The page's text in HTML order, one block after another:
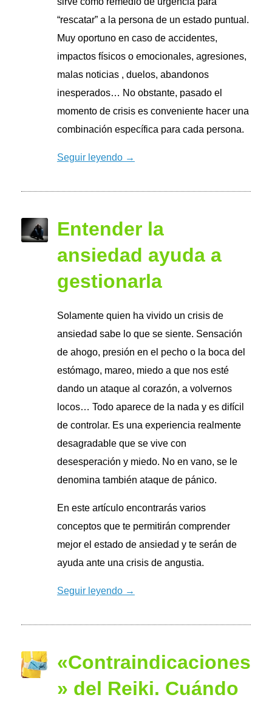
“rescatar” a la persona de un estado puntual.
Muy oportuno en caso de accidentes,
impactos físicos o emocionales, agresiones,
malas noticias , duelos, abandonos
inesperados… No obstante, pasado el
momento de crisis es conveniente hacer una
combinación específica para cada persona.
Seguir leyendo →
Entender la
ansiedad ayuda a
gestionarla
Solamente quien ha vivido un crisis de
ansiedad sabe lo que se siente. Sensación
de ahogo, presión en el pecho o la boca del
estómago, mareo, miedo a que nos esté
dando un ataque al corazón, a volvernos
locos… Todo aparece de la nada y es difícil
de controlar. Es una experiencia realmente
desagradable que se vive con
desesperación y miedo. No en vano, se le
denomina también ataque de pánico.
En este artículo encontrarás varios
conceptos que te permitirán comprender
mejor el estado de ansiedad y te serán de
ayuda ante una crisis de angustia.
Seguir leyendo →
«Contraindicaciones
» del Reiki. Cuándo